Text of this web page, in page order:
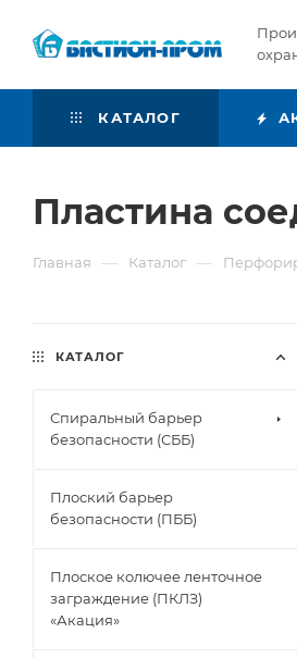
КАТАЛОГ
Пластина
Главная — Каталог —
КАТАЛОГ
Спиральный барьер
безопасности (СББ)
Плоский барьер
безопасности (ПББ)
Плоское колючее ленточное
заграждение (ПКЛЗ)
«Акация»